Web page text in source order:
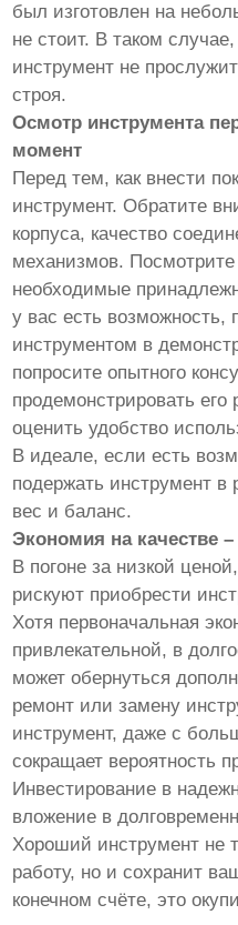
был изготовлен на
не стоит. В таком
инструмент не
строя.
Осмотр инструмента
момент
Перед тем, как внести
инструмент. Обратите
корпуса, качество
механизмов.
необходимые
у вас есть возможность,
инструментом в
попросите опытного
продемонстрировать
оценить удобство
В идеале, если есть
подержать инструмент в
вес и баланс.
Экономия на качестве
В погоне за низкой
рискуют приобрести
Хотя первоначальная
привлекательной, в
может обернуться
ремонт или замену
инструмент, даже с
сокращает вероятность
Инвестирование в
вложение в
Хороший инструмент не
работу, но и сохранит
конечном счёте, это